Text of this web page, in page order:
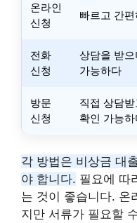
온라인
신청
빠르고 간
전화
신청
상담을 받으
가능하다
방문
신청
직접 상담
확인 가능
각 방법은 비상금 대
야 합니다. 필요에 따
는 것이 좋습니다. 온
지만 서류가 필요할